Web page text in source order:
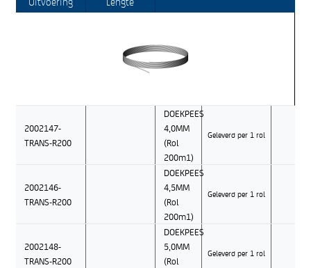
2002147-
TRANS-R200
DOEKPEES
4,0MM
(Rol
200m1)
Geleverd per 1 rol
2002146-
TRANS-R200
DOEKPEES
4,5MM
(Rol
200m1)
Geleverd per 1 rol
2002148-
TRANS-R200
DOEKPEES
5,0MM
(Rol
Geleverd per 1 rol